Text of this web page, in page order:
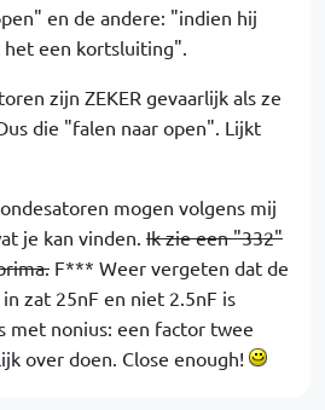
en de andere: "indien hij
het een kortsluiting".
zijn ZEKER gevaarlijk als ze
die "falen naar open". Lijkt
mogen volgens mij
je kan vinden. Ik zie een "332"
F*** Weer vergeten dat de
zat 25nF en niet 2.5nF is
met nonius: een factor twee
over doen. Close enough!